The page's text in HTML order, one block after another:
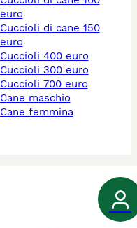
euro
cuccioli di cane 150
euro
cuccioli 400 euro
cuccioli 300 euro
cuccioli 700 euro
cane maschio
cane femmina